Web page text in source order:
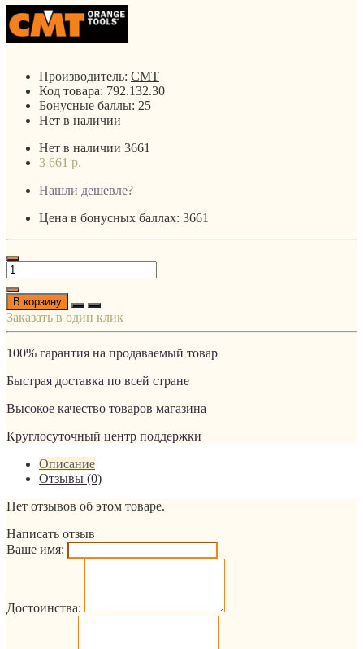
Производитель: CMT
Код товара: 792.132.30
Бонусные баллы: 25
Нет в наличии
Нет в наличии 3661
3 661 р.
Нашли дешевле?
Цена в бонусных баллах: 3661
В корзину
Заказать в один клик
100% гарантия на продаваемый товар
Быстрая доставка по всей стране
Высокое качество товаров магазина
Круглосуточный центр поддержки
Описание
Отзывы (0)
Нет отзывов об этом товаре.
Написать отзыв
Ваше имя:
Достоинства: